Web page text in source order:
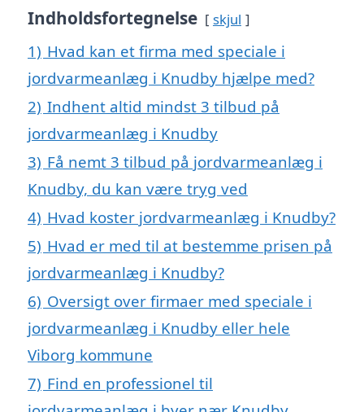
Indholdsfortegnelse skjul
1) Hvad kan et firma med speciale i
jordvarmeanlæg i Knudby hjælpe med?
2) Indhent altid mindst 3 tilbud på
jordvarmeanlæg i Knudby
3) Få nemt 3 tilbud på jordvarmeanlæg i
Knudby, du kan være tryg ved
4) Hvad koster jordvarmeanlæg i Knudby?
5) Hvad er med til at bestemme prisen på
jordvarmeanlæg i Knudby?
6) Oversigt over firmaer med speciale i
jordvarmeanlæg i Knudby eller hele
Viborg kommune
7) Find en professionel til